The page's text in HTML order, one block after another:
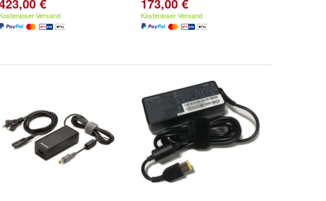
Versand Kostenloser Versand